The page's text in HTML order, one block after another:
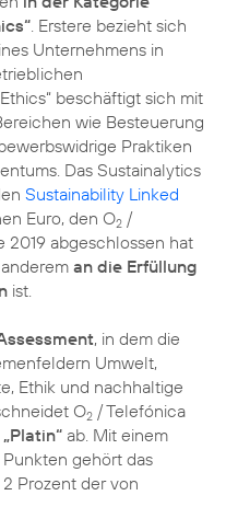
. Erstere bezieht sich
Unternehmens in
beschäftigt sich mit
wie Besteuerung
Praktiken
Das Sustainalytics
Sustainability Linked
Euro, den O2 /
2019 abgeschlossen hat
an die Erfüllung
ist.
, in dem die
Umwelt,
Ethik und nachhaltige
O2 / Telefónica
ab. Mit einem
gehört das
Prozent der von